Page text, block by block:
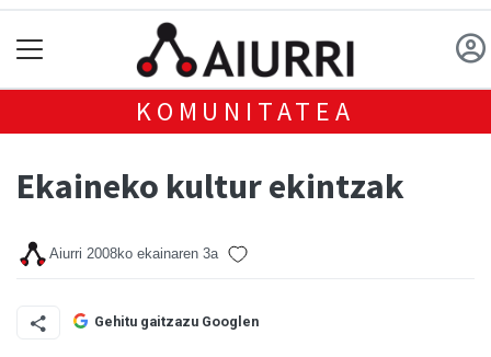
KOMUNITATEA
Ekaineko kultur ekintzak
Aiurri 2008ko ekainaren 3a
Gehitu gaitzazu Googlen